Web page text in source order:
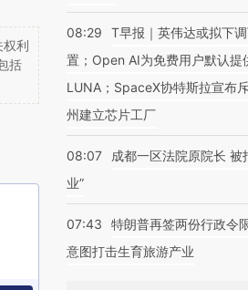
利
括
08:29
T早报｜英伟达或拟下
置；Open AI为免费用户默认提
LUNA；SpaceX协特斯拉宣布
州建立芯片工厂
08:07
成都一区法院原院长 被
业”
07:43
特朗普再签两份行政令
意图打击生育旅游产业